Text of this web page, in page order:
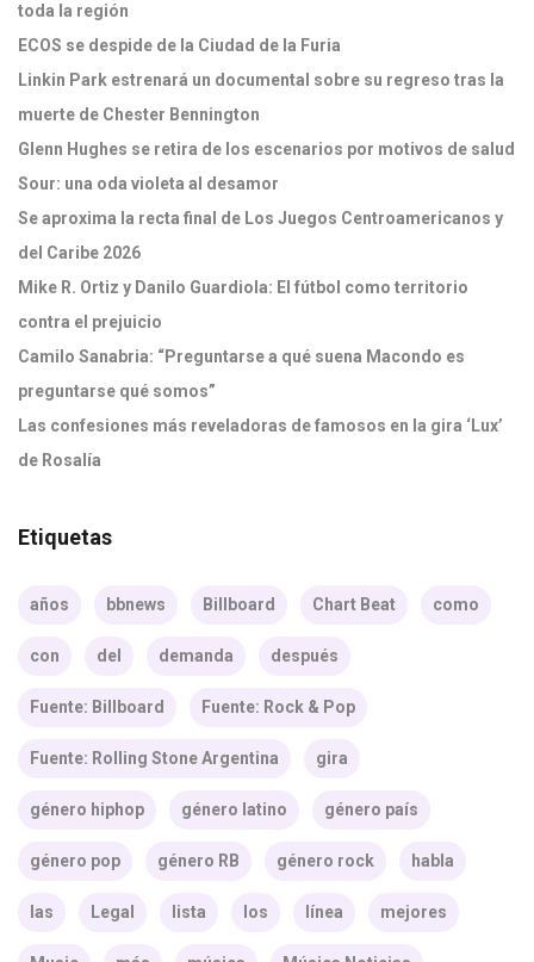
toda la región
ECOS se despide de la Ciudad de la Furia
Linkin Park estrenará un documental sobre su regreso tras la
muerte de Chester Bennington
Glenn Hughes se retira de los escenarios por motivos de salud
Sour: una oda violeta al desamor
Se aproxima la recta final de Los Juegos Centroamericanos y
del Caribe 2026
Mike R. Ortiz y Danilo Guardiola: El fútbol como territorio
contra el prejuicio
Camilo Sanabria: “Preguntarse a qué suena Macondo es
preguntarse qué somos”
Las confesiones más reveladoras de famosos en la gira ‘Lux’
de Rosalía
Etiquetas
años bbnews Billboard Chart Beat como
con del demanda después
Fuente: Billboard Fuente: Rock & Pop
Fuente: Rolling Stone Argentina gira
género hiphop género latino género país
género pop género RB género rock habla
las Legal lista los línea mejores